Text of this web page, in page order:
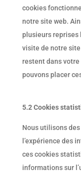
cookies
notre site web.
plusieurs reprises
visite de notre
restent dans
pouvons placer
5.2 Cookies
Nous utilisons
l’expérience des
ces cookies
informations sur